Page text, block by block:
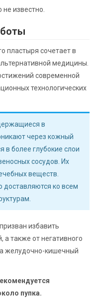
известно.
пластыря сочетает в
медицины.
современной
технологических
в
через кожный
в более глубокие слои
сосудов. Их
веществ.
доставляются ко всем
избавить
также от негативного
желудочно-кишечный
пупка.